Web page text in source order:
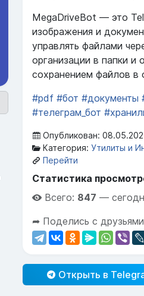
MegaDriveBot — это
изображения и
управлять файлами
организации в папки
сохранением файлов в
#pdf #бот #документы
#телеграм_бот
Опубликован:
Категория: Утилиты и
Перейти
Статистика
Всего: 847 —
➦ Поделись с
Открыть в